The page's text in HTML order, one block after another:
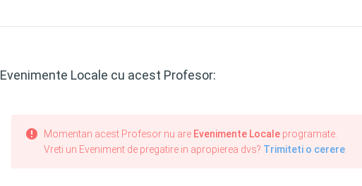
Evenimente Locale cu acest Profesor:
Momentan acest Profesor nu are Evenimente Localeprogramate.
Vreti un Eveniment de pregatire in apropierea dvs? Trimiteti o cerere